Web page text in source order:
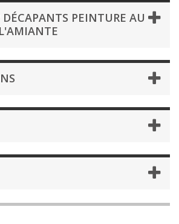
DÉCAPANTS PEINTURE AU